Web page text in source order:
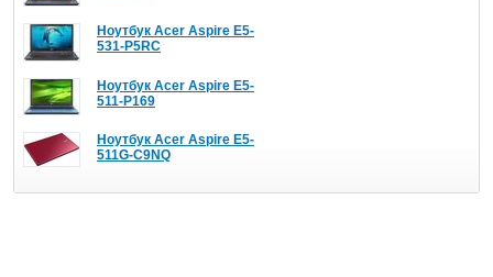
Ноутбук Acer Aspire E5-
531-P5RC
Ноутбук Acer Aspire E5-
511-P169
Ноутбук Acer Aspire E5-
511G-C9NQ